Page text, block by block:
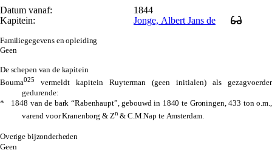
Datum vanaf:
1844
Kapitein:
Jonge, Albert Jans de
Familiegegevens en opleiding
Geen
De schepen van de kapitein
Bouma025 vermeldt kapitein Ruyterman (geen initialen) als gezagvoerder
gedurende:
* 1848 van de bark “Rabenhaupt”, gebouwd in 1840 te Groningen, 433 ton o.m.,
varend voor Kranenborg & Zn& C.M.Nap te Amsterdam.
Overige bijzonderheden
Geen